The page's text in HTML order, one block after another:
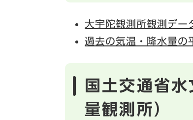
大宇陀観測所観測デー
過去の気温・降水量の
国土交通省
量観測所）